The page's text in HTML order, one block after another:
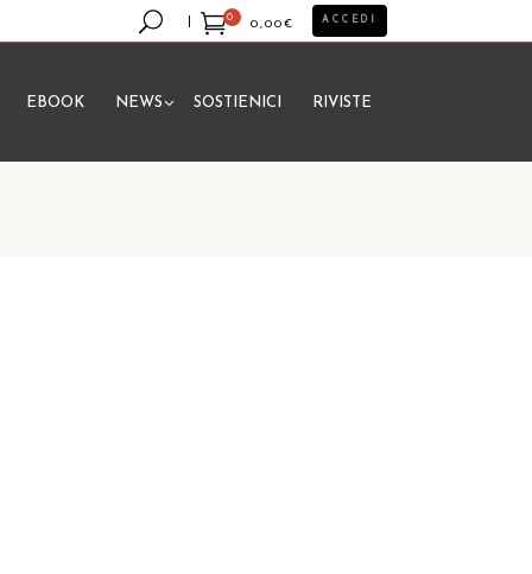
0
0,00€
prodotto nel carrello.
ACCEDI
EBOOK NEWS SOSTIENICI RIVISTE